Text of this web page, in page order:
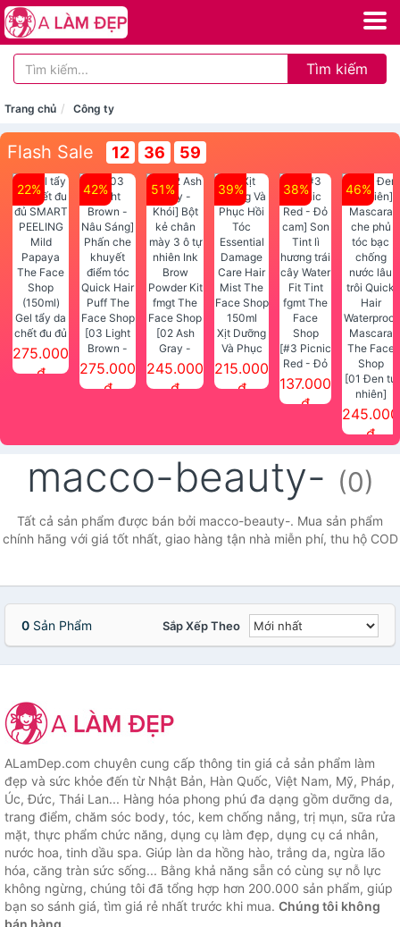
Tìm kiếm
Trang chủ Công ty
Flash Sale 12 36 59
22%
Gel tẩy da
chết đu đủ
SMART
PEELING
275.000
đ
42%
[03 Light
Brown -
Nâu Sáng]
Phấn che
275.000
đ
51%
[02 Ash
Gray -
Khói] Bột
kẻ chân
Face Shop
245.000
đ
39%
Xịt Dưỡng
Và Phục
Hồi Tóc
Essential
215.000
đ
38%
[#3 Picnic
Red - Đỏ
cam] Son
Face
Shop
137.000
đ
46%
[01 Đen tự
nhiên]
Mascara
che phủ
nước lâu
trôi Quick
Waterproof
Mascara
The Face
245.000
đ
macco-beauty- (0)
Tất cả sản phẩm được bán bởi macco-beauty-. Mua sản phẩm
chính hãng với giá tốt nhất, giao hàng tận nhà miễn phí, thu hộ COD
0 Sản Phẩm Sắp Xếp Theo
ALamDep.com chuyên cung cấp thông tin giá cả sản phẩm làm
đẹp và sức khỏe đến từ Nhật Bản, Hàn Quốc, Việt Nam, Mỹ, Pháp,
Úc, Đức, Thái Lan... Hàng hóa phong phú đa dạng gồm dưỡng da,
trang điểm, chăm sóc body, tóc, kem chống nắng, trị mụn, sữa rửa
mặt, thực phẩm chức năng, dụng cụ làm đẹp, dụng cụ cá nhân,
nước hoa, tinh dầu spa. Giúp làn da hồng hào, trắng da, ngừa lão
hóa, căng tràn sức sống... Bằng khả năng sẵn có cùng sự nỗ lực
không ngừng, chúng tôi đã tổng hợp hơn 200.000 sản phẩm, giúp
bạn so sánh giá, tìm giá rẻ nhất trước khi mua. Chúng tôi không
bán hàng.